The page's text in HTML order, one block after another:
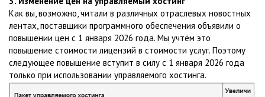
Как вы, возможно, читали в различных отраслевых новостных
лентах, поставщики программного обеспечения объявили о
повышении цен с 1 января 2026 года. Мы учтём это
повышение стоимости лицензий в стоимости услуг. Поэтому
следующее повышение вступит в силу с 1 января 2026 года
только при использовании управляемого хостинга.